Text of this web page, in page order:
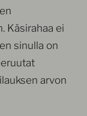
Käsirahaa ei
sinulla on
arvon